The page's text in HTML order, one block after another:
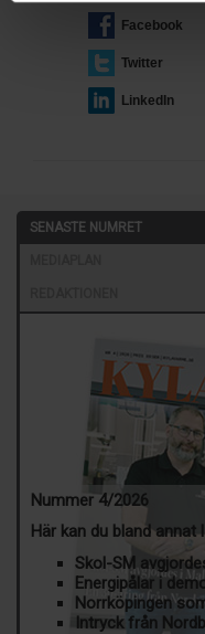
Facebook
Twitter
LinkedIn
SENASTE NUMRET
Nummer 4/2026
Här kan du bland annat
Skol-SM
Energipålar i
Norrköpingen
Intryck från